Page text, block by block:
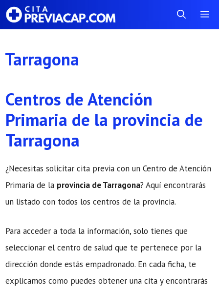
Saltar
Tarragona
Centros de Atención
Primaria de la provincia de
Tarragona
¿Necesitas solicitar cita previa con un Centro de Atención
Primaria de la provincia de Tarragona? Aquí encontrarás
un listado con todos los centros de la provincia.
Para acceder a toda la información, solo tienes que
seleccionar el centro de salud que te pertenece por la
dirección donde estás empadronado. En cada ficha, te
explicamos como puedes obtener una cita y encontrarás